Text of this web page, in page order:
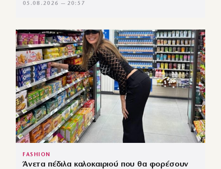
05.08.2026 — 20:57
FASHION
Άνετα πέδιλα καλοκαιριού που θα φορέσουν